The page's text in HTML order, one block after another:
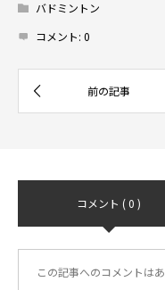
バドミントン
コメント: 0
コメント ( 0 )
この記事へのコメントはあ